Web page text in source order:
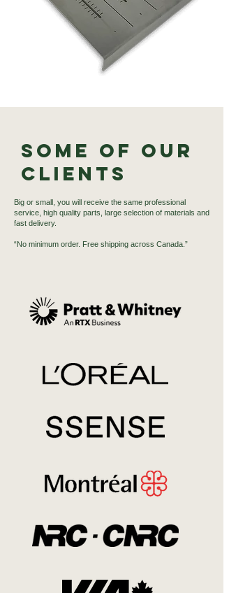
Some of our
Clients
Big or small, you will receive the same professional
service, high quality parts, large selection of materials and
fast delivery.
“No minimum order. Free shipping across Canada.”